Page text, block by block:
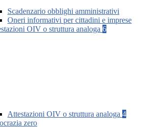
Scadenzario obblighi amministrativi
Oneri informativi per cittadini e imprese
OIV o struttura analoga 6
Attestazioni OIV o struttura analoga 4
zero